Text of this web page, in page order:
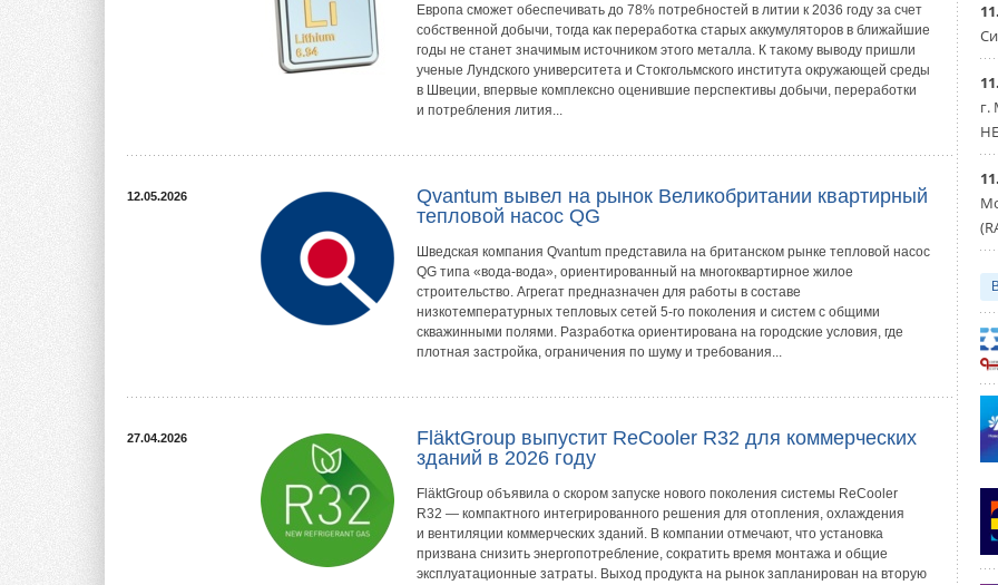
Европа сможет обеспечивать до 78% потребностей в литии к 2036 году за счет
собственной добычи, тогда как переработка старых аккумуляторов в ближайшие
годы не станет значимым источником этого металла. К такому выводу пришли
ученые Лундского университета и Стокгольмского института окружающей среды
в Швеции, впервые комплексно оценившие перспективы добычи, переработки
и потребления лития...
12.05.2026
Qvantum вывел на рынок Великобритании квартирный
тепловой насос QG
Шведская компания Qvantum представила на британском рынке тепловой насос
QG типа «вода-вода», ориентированный на многоквартирное жилое
строительство. Агрегат предназначен для работы в составе
низкотемпературных тепловых сетей 5-го поколения и систем с общими
скважинными полями. Разработка ориентирована на городские условия, где
плотная застройка, ограничения по шуму и требования...
27.04.2026
FläktGroup выпустит ReCooler R32 для коммерческих
зданий в 2026 году
FläktGroup объявила о скором запуске нового поколения системы ReCooler
R32 — компактного интегрированного решения для отопления, охлаждения
и вентиляции коммерческих зданий. В компании отмечают, что установка
призвана снизить энергопотребление, сократить время монтажа и общие
эксплуатационные затраты. Выход продукта на рынок запланирован на вторую
г.